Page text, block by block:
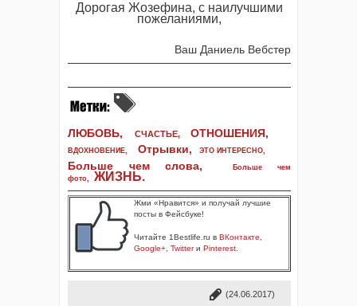
Дорогая Жозефина, с наилучшими
пожеланиями,
Ваш Даниель Вебстер
ЛЮБОВЬ, СЧАСТЬЕ, ОТНОШЕНИЯ,
ВДОХНОВЕНИЕ, Отрывки, ЭТО ИНТЕРЕСНО,
Больше чем слова,
Больше чем
фото, ЖИЗНЬ.
Жми «Нравится» и получай лучшие
посты в Фейсбуке!
Читайте 1Bestlife.ru в ВКонтакте
Google+ Twitterи Pinterest
(24.06.2017)